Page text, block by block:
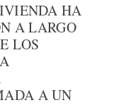
HA
A LARGO
LOS
A UN